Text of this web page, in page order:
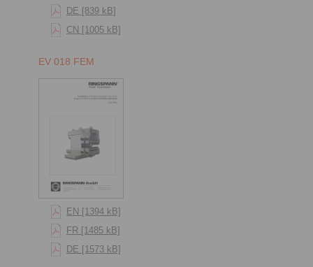
DE [839 kB]
CN [1005 kB]
EV 018 FEM
EN [1394 kB]
FR [1485 kB]
DE [1573 kB]